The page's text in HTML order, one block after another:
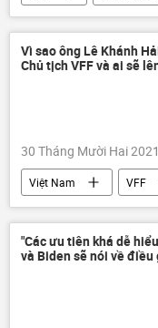
Liên minh châu Âu
Ukraina
Báo chí
Vì sao ông Lê Khánh
Chủ tịch VFF và ai sẽ
30 Tháng Mười Hai
Việt Nam
VFF
Liên đoàn bóng đá Việt
"Các ưu tiên khá dễ
và Biden sẽ nói về điều